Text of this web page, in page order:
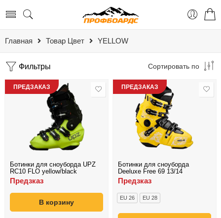
Главная Товар Цвет YELLOW
Фильтры Сортировать по
ПРЕДЗАКАЗ
Ботинки для сноуборда UPZ
RC10 FLO yellow/black
Предзказ
В корзину
ПРЕДЗАКАЗ
Ботинки для сноуборда
Deeluxe Free 69 13/14
Предзказ
EU 26 EU 28